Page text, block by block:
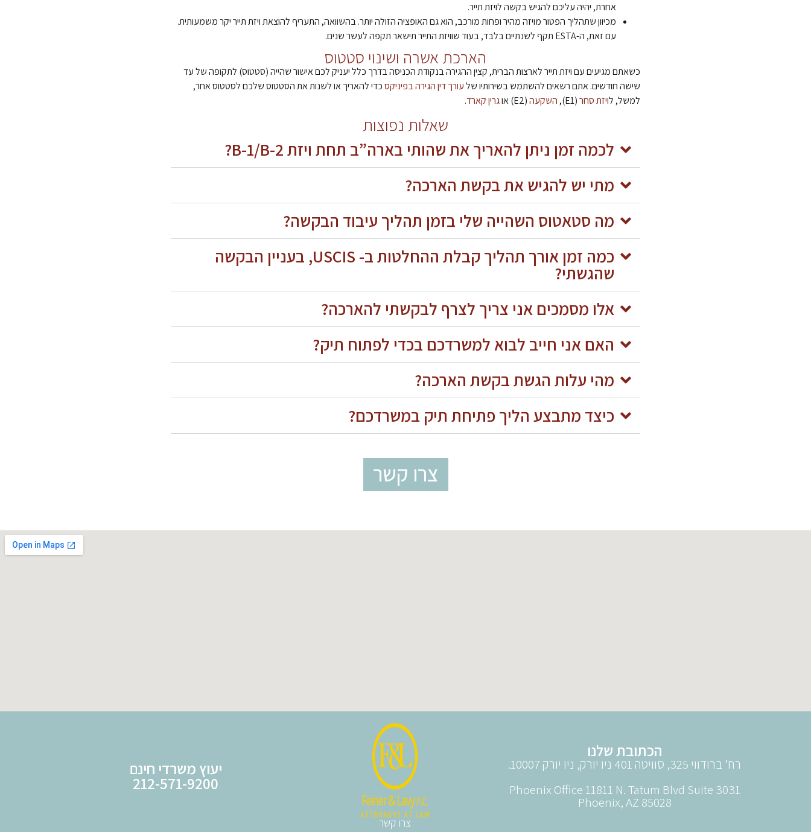
אחרת, יהיה עליכם להגיש בקשה לויזת תייר.
מכיוון שתהליך הפטור מויזה מהיר ופחות מורכב, הוא גם האופציה הזולה יותר. בהשוואה, התעריף להוצאת ויזת תייר יקר משמעותית.
עם זאת, ה-ESTA תקף לשנתיים בלבד, בעוד שוויזת התייר תישאר תקפה לעשר שנים.
הארכת אשרה ושינוי סטטוס
כשאתם מגיעים עם ויזת תייר לארצות הברית, קצין ההגירה בנקודת הכניסה בדרך כלל יעניק לכם אישור שהייה (סטטוס) לתקופה של עד
שישה חודשים. אתם רשאים להשתמש בשירותיו שלעורך דין הגירה בפיניקסכדי להאריך או לשנות את הסטטוס שלכם לסטטוס אחר,
למשל, לויזת סחר(E1), השקעה(E2) או גרין קארד.
שאלות נפוצות
לכמה זמן ניתן להאריך את שהותי בארה”ב תחת ויזת B-1/B-2?
מתי יש להגיש את בקשת הארכה?
מה סטאטוס השהייה שלי בזמן תהליך עיבוד הבקשה?
כמה זמן אורך תהליך קבלת ההחלטות ב- USCIS, בעניין הבקשה
שהגשתי?
אלו מסמכים אני צריך לצרף לבקשתי להארכה?
האם אני חייב לבוא למשרדכם בכדי לפתוח תיק?
מהי עלות הגשת בקשת הארכה?
כיצד מתבצע הליך פתיחת תיק במשרדכם?
צרו קשר
הכתובת שלנו
רח’ ברודווי 325, סוויטה 401 ניו יורק, ניו יורק 10007.
Phoenix Office 11811 N. Tatum Blvd Suite 3031
Phoenix, AZ 85028
צרו קשר
יעוץ משרדי חינם
212-571-9200